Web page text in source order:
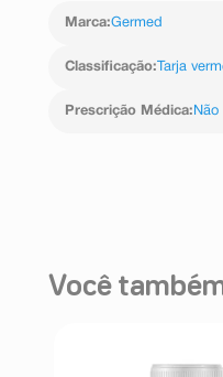
Marca:Germed
Classificação: Tarja
Prescrição Médica: Não
Você